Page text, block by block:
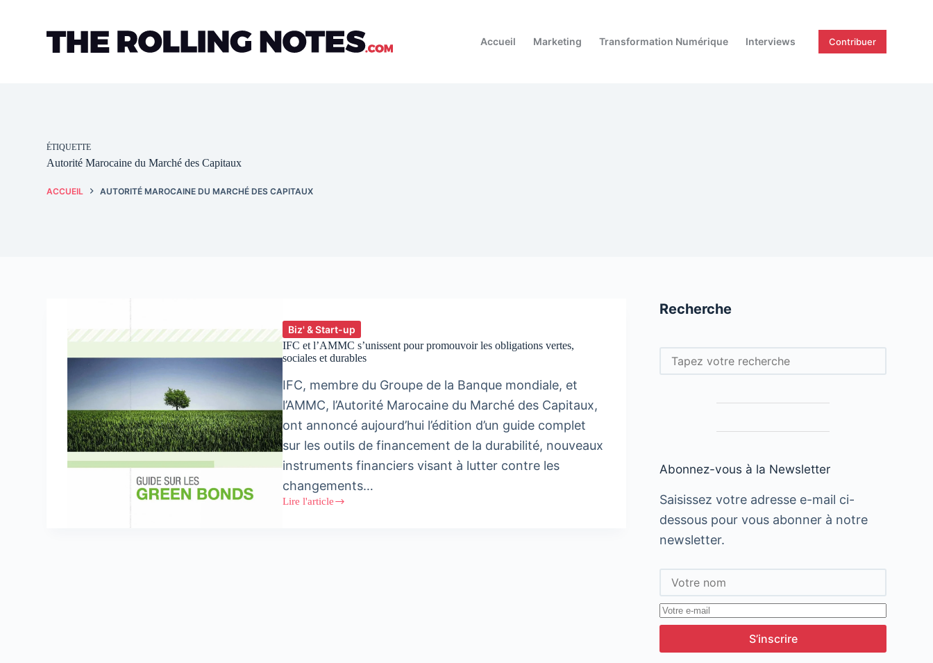
Accueil
Marketing Transformation Numérique Interviews Contribuer
ÉTIQUETTE
Autorité Marocaine du Marché des Capitaux
ACCUEIL AUTORITÉ MAROCAINE DU MARCHÉ DES CAPITAUX
Biz' & Start-up
IFC et l’AMMC s’unissent pour promouvoir les obligations vertes,
sociales et durables
IFC, membre du Groupe de la Banque mondiale, et
l’AMMC, l’Autorité Marocaine du Marché des Capitaux,
ont annoncé aujourd’hui l’édition d’un guide complet
sur les outils de financement de la durabilité, nouveaux
instruments financiers visant à lutter contre les
changements…
Lire l'article
IFC
Recherche
Rechercher
Abonnez-vous à la Newsletter
Saisissez votre adresse e-mail ci-
dessous pour vous abonner à notre
newsletter.
S’inscrire